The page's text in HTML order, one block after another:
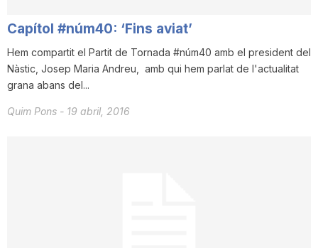
a
Capítol #núm40: ‘Fins aviat’
Hem compartit el Partit de Tornada #núm40 amb el president del
Nàstic, Josep Maria Andreu, amb qui hem parlat de l'actualitat
grana abans del...
Quim Pons - 19 abril, 2016